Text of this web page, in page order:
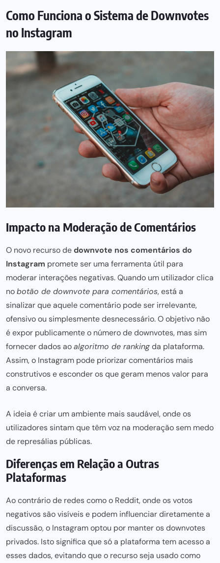
Como Funciona o Sistema de Downvotes
no Instagram
Impacto na Moderação de Comentários
O novo recurso dedownvote nos comentários do
Instagram promete ser uma ferramenta útil para
moderar interações negativas. Quando um utilizador clica
nobotão de downvote para comentários, está a
sinalizar que aquele comentário pode ser irrelevante,
ofensivo ou simplesmente desnecessário. O objetivo não
é expor publicamente o número de downvotes, mas sim
fornecer dados aoalgoritmo de rankingda plataforma.
Assim, o Instagram pode priorizar comentários mais
construtivos e esconder os que geram menos valor para
a conversa.
A ideia é criar um ambiente mais saudável, onde os
utilizadores sintam que têm voz na moderação sem medo
de represálias públicas.
Diferenças em Relação a Outras
Plataformas
Ao contrário de redes como o Reddit, onde os votos
negativos são visíveis e podem influenciar diretamente a
discussão, o Instagram optou por manter os downvotes
privados. Isto significa que só a plataforma tem acesso a
esses dados, evitando que o recurso seja usado como